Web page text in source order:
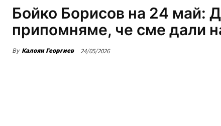
Бойко Борисов на 24 май:
припомняме, че сме дали
By Калоян Георгиев 24/05/2026